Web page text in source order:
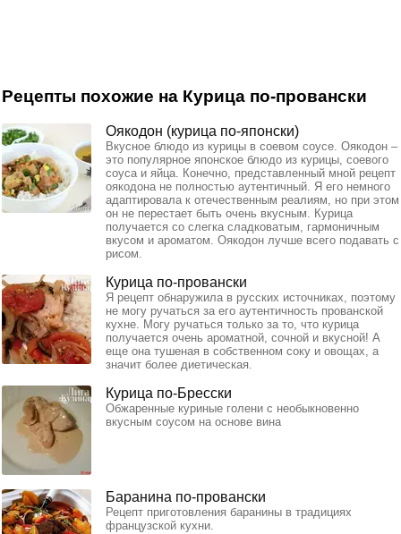
Рецепты похожие на Курица по-провански
Оякодон (курица по-японски)
Вкусное блюдо из курицы в соевом соусе. Оякодон –
это популярное японское блюдо из курицы, соевого
соуса и яйца. Конечно, представленный мной рецепт
оякодона не полностью аутентичный. Я его немного
адаптировала к отечественным реалиям, но при этом
он не перестает быть очень вкусным. Курица
получается со слегка сладковатым, гармоничным
вкусом и ароматом. Оякодон лучше всего подавать с
рисом.
Курица по-провански
Я рецепт обнаружила в русских источниках, поэтому
не могу ручаться за его аутентичность прованской
кухне. Могу ручаться только за то, что курица
получается очень ароматной, сочной и вкусной! А
еще она тушеная в собственном соку и овощах, а
значит более диетическая.
Курица по-Бресски
Обжаренные куриные голени с необыкновенно
вкусным соусом на основе вина
Баранина по-провански
Рецепт приготовления баранины в традициях
французской кухни.